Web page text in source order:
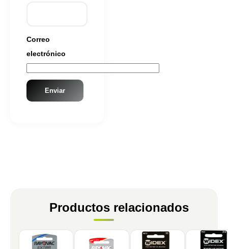
Correo
electrónico
Productos relacionados